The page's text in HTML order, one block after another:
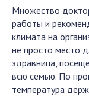
Множество
работы и
климата на
не просто место
здравница,
всю семью. По
температура